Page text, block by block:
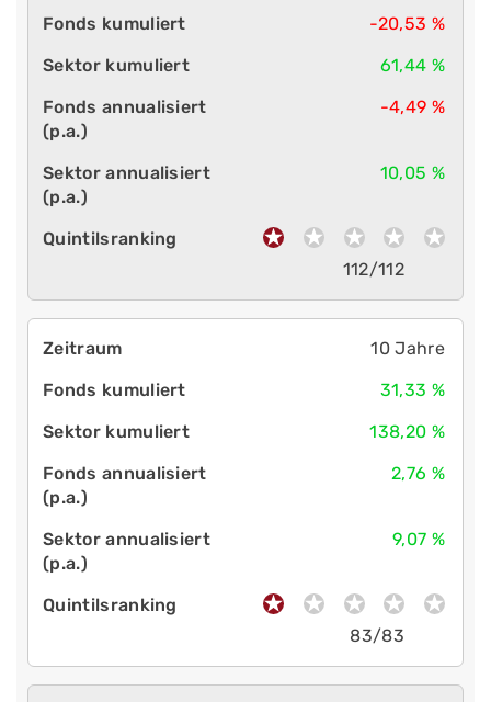
-20,53 %
61,44 %
-4,49 %
10,05 %
112/112
10 Jahre
31,33 %
138,20 %
2,76 %
9,07 %
83/83